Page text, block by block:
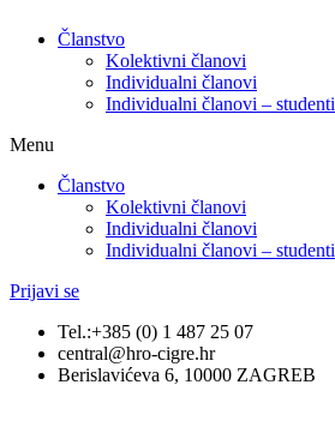
Članstvo
Kolektivni članovi
Individualni članovi
Individualni članovi – studenti
Menu
Članstvo
Kolektivni članovi
Individualni članovi
Individualni članovi – studenti
Prijavi se
Tel.:+385 (0) 1 487 25 07
central@hro-cigre.hr
Berislavićeva 6, 10000 ZAGREB